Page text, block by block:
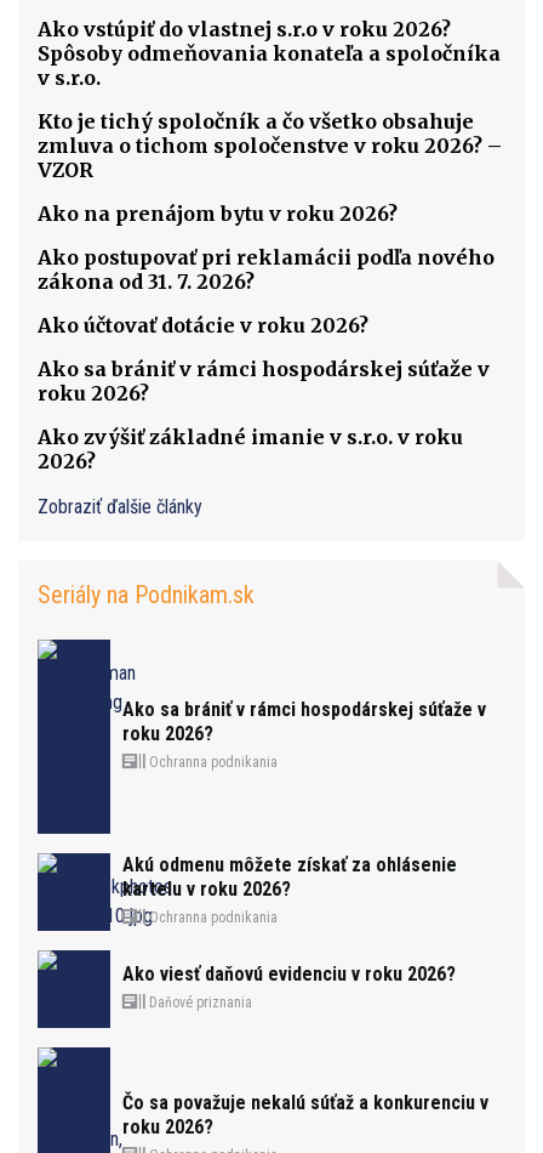
Ako vstúpiť do vlastnej s.r.o v roku 2026?
Spôsoby odmeňovania konateľa a spoločníka
v s.r.o.
Kto je tichý spoločník a čo všetko obsahuje
zmluva o tichom spoločenstve v roku 2026? –
VZOR
Ako na prenájom bytu v roku 2026?
Ako postupovať pri reklamácii podľa nového
zákona od 31. 7. 2026?
Ako účtovať dotácie v roku 2026?
Ako sa brániť v rámci hospodárskej súťaže v
roku 2026?
Ako zvýšiť základné imanie v s.r.o. v roku
2026?
Zobraziť ďalšie články
Seriály na Podnikam.sk
Ako sa brániť v rámci hospodárskej súťaže v
roku 2026?
Ochranna podnikania
Akú odmenu môžete získať za ohlásenie
kartelu v roku 2026?
Ochranna podnikania
Ako viesť daňovú evidenciu v roku 2026?
Daňové priznania
Čo sa považuje nekalú súťaž a konkurenciu v
roku 2026?